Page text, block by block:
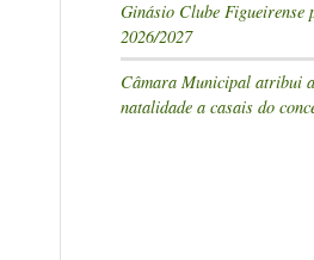
Ginásio Clube Figueirense
2026/2027
Câmara Municipal atribui
natalidade a casais do